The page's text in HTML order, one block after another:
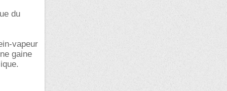
du
vapeur
gaine